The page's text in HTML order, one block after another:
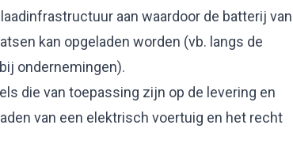
aan waardoor de batterij van
kan opgeladen worden (vb. langs de
ondernemingen).
die van toepassing zijn op de levering en
van een elektrisch voertuig en het recht